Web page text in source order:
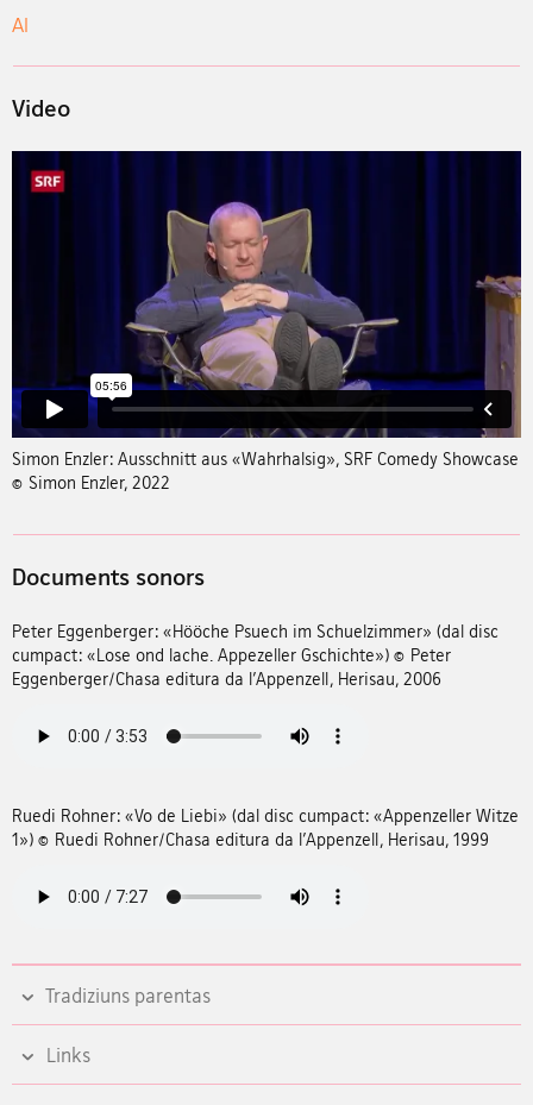
AI
Video
Simon Enzler: Ausschnitt aus «Wahrhalsig», SRF Comedy Showcase
© Simon Enzler, 2022
Documents sonors
Peter Eggenberger: «Hööche Psuech im Schuelzimmer» (dal disc
cumpact: «Lose ond lache. Appezeller Gschichte») © Peter
Eggenberger/Chasa editura da l'Appenzell, Herisau, 2006
Ruedi Rohner: «Vo de Liebi» (dal disc cumpact: «Appenzeller Witze
1») © Ruedi Rohner/Chasa editura da l'Appenzell, Herisau, 1999
Tradiziuns parentas
Links